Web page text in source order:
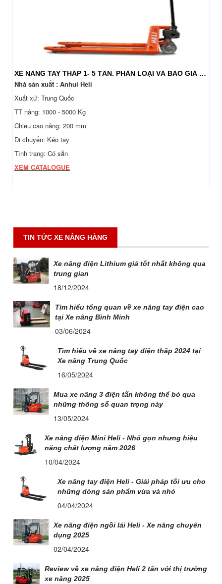
XE NÂNG TAY THẤP 1- 5 TẤN. PHÂN LOẠI VÀ BÁO GIÁ 24/7
Nhà sản xuất : Anhui Heli
Xuất xứ: Trung Quốc
TT nâng: 1000 - 5000 Kg
Chiều cao nâng: 200 mm
Di chuyển: Kéo tay
Tình trạng: Có sẵn
XEM CATALOGUE
TIN TỨC XE NÂNG HÀNG
Xe nâng điện Lithium giá tốt nhất không qua
trung gian
18/12/2024
Tìm hiểu tổng quan về xe nâng tay điện cao
tại Xe nâng Bình Minh
03/06/2024
Tìm hiểu về xe nâng tay điện thấp 2024 tại
Xe nâng Trung Quốc
16/05/2024
Mua xe nâng 3 điện tấn không thể bỏ qua
những thông số quan trọng này
13/05/2024
Xe nâng điện Mini Heli - Nhỏ gọn nhưng hiệu
năng chất lượng năm 2026
10/04/2024
Xe nâng tay điện Heli - Giải pháp tối ưu cho
những dòng sản phẩm vừa và nhỏ
04/04/2024
Xe nâng điện ngồi lái Heli - Xe nâng chuyên
dụng 2025
02/04/2024
Review về xe nâng điện Heli 2 tấn với thị trường
xe nâng 2025